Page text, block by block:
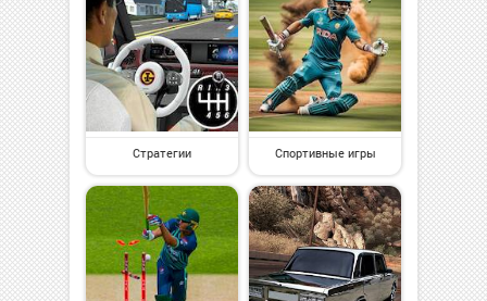
Стратегии Спортивные игры